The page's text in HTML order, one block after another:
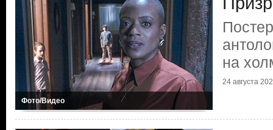
Фото/Видео
на
24 августа